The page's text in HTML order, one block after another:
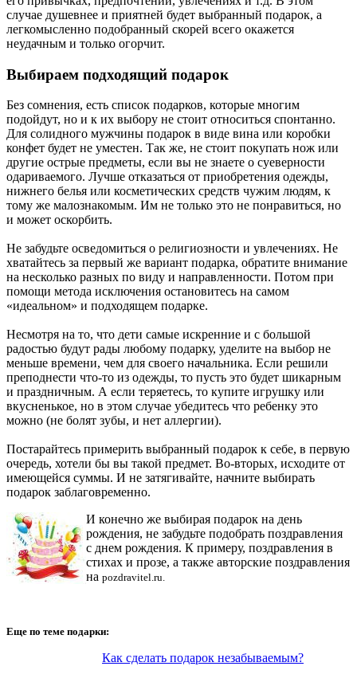
случае душевнее и приятней будет выбранный подарок, а
легкомысленно подобранный скорей всего окажется
неудачным и только огорчит.
Выбираем подходящий подарок
Без сомнения, есть список подарков, которые многим
подойдут, но и к их выбору не стоит относиться спонтанно.
Для солидного мужчины подарок в виде вина или коробки
конфет будет не уместен. Так же, не стоит покупать нож или
другие острые предметы, если вы не знаете о суеверности
одариваемого. Лучше отказаться от приобретения одежды,
нижнего белья или косметических средств чужим людям, к
тому же малознакомым. Им не только это не понравиться, но
и может оскорбить.
Не забудьте осведомиться о религиозности и увлечениях. Не
хватайтесь за первый же вариант подарка, обратите внимание
на несколько разных по виду и направленности. Потом при
помощи метода исключения остановитесь на самом
«идеальном» и подходящем подарке.
Несмотря на то, что дети самые искренние и с большой
радостью будут рады любому подарку, уделите на выбор не
меньше времени, чем для своего начальника. Если решили
преподнести что-то из одежды, то пусть это будет шикарным
и праздничным. А если теряетесь, то купите игрушку или
вкусненькое, но в этом случае убедитесь что ребенку это
можно (не болят зубы, и нет аллергии).
Постарайтесь примерить выбранный подарок к себе, в первую
очередь, хотели бы вы такой предмет. Во-вторых, исходите от
имеющейся суммы. И не затягивайте, начните выбирать
подарок заблаговременно.
И конечно же выбирая подарок на день
рождения, не забудьте подобрать поздравления
с днем рождения. К примеру, поздравления в
стихах и прозе, а также авторские поздравления
на pozdravitel.ru.
Еще по теме подарки:
Как сделать подарок незабываемым?